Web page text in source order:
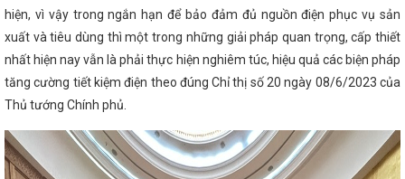
mừng nhân dịp 73 năm Ngày truyền thống của ngành Công
cường kết nối giao thương khu vực Bắc Trung Bộ
Hội nghị
Bắc Trung Bộ
Tinh gọn bộ máy các cơ quan của Quốc hội
Lào thăm và chúc Tết Đảng bộ, Chính quyền và Nhân dân
các nhiệm vụ cấp bách về chuyển đổi số trên địa bàn tỉnh
bộ nhiệm vụ, giải pháp đảm bảo phục vụ Nhân dân đón Tết vui
kiệm.
ĐẨY MẠNH CÔNG TÁC CẢI CÁCH HÀNH CHÍNH TRÊN
lập ngành Công Thương Việt Nam
Công ty Điện lực Hà
đấu hoàn thành toàn diện kế hoạch năm 2025
Hà Tĩnh đón
nối hợp tác trên nhiều lĩnh vực
Hội nghị khuyến công các
hiện, vì vậy trong ngắn hạn để bảo đảm đủ nguồn điện phục vụ sản
xuất và tiêu dùng thì một trong những giải pháp quan trọng, cấp thiết
nhất hiện nay vẫn là phải thực hiện nghiêm túc, hiệu quả các biện pháp
tăng cường tiết kiệm điện theo đúng Chỉ thị số 20 ngày 08/6/2023 của
Thủ tướng Chính phủ.